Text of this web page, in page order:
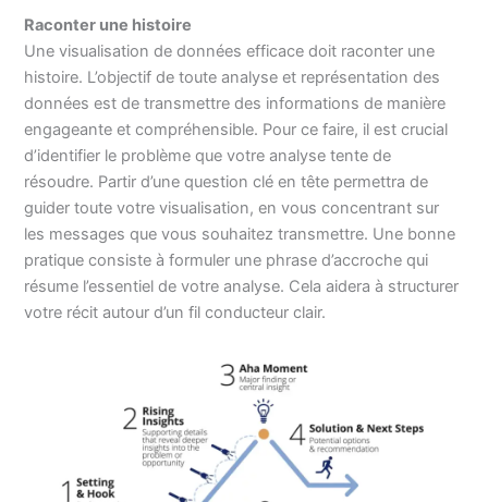
Raconter une histoire
Une visualisation de données efficace doit raconter une
histoire. L’objectif de toute analyse et représentation des
données est de transmettre des informations de manière
engageante et compréhensible. Pour ce faire, il est crucial
d’identifier le problème que votre analyse tente de
résoudre. Partir d’une question clé en tête permettra de
guider toute votre visualisation, en vous concentrant sur
les messages que vous souhaitez transmettre. Une bonne
pratique consiste à formuler une phrase d’accroche qui
résume l’essentiel de votre analyse. Cela aidera à structurer
votre récit autour d’un fil conducteur clair.